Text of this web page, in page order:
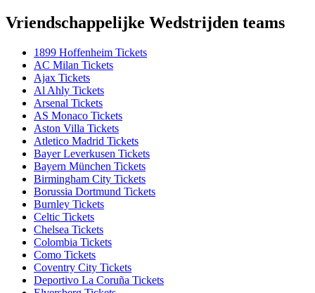
Vriendschappelijke Wedstrijden teams
1899 Hoffenheim Tickets
AC Milan Tickets
Ajax Tickets
Al Ahly Tickets
Arsenal Tickets
AS Monaco Tickets
Aston Villa Tickets
Atletico Madrid Tickets
Bayer Leverkusen Tickets
Bayern München Tickets
Birmingham City Tickets
Borussia Dortmund Tickets
Burnley Tickets
Celtic Tickets
Chelsea Tickets
Colombia Tickets
Como Tickets
Coventry City Tickets
Deportivo La Coruña Tickets